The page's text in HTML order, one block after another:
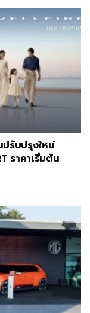
ปรับปรุงใหม่
ราคาเริ่มต้น